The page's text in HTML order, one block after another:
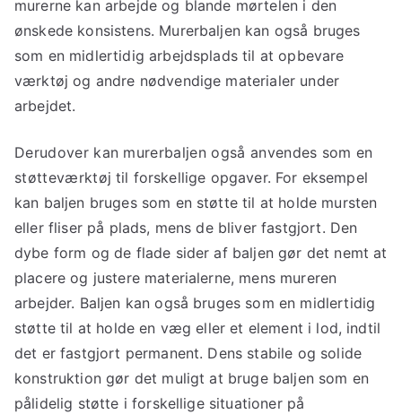
murerne kan arbejde og blande mørtelen i den
ønskede konsistens. Murerbaljen kan også bruges
som en midlertidig arbejdsplads til at opbevare
værktøj og andre nødvendige materialer under
arbejdet.
Derudover kan murerbaljen også anvendes som en
støtteværktøj til forskellige opgaver. For eksempel
kan baljen bruges som en støtte til at holde mursten
eller fliser på plads, mens de bliver fastgjort. Den
dybe form og de flade sider af baljen gør det nemt at
placere og justere materialerne, mens mureren
arbejder. Baljen kan også bruges som en midlertidig
støtte til at holde en væg eller et element i lod, indtil
det er fastgjort permanent. Dens stabile og solide
konstruktion gør det muligt at bruge baljen som en
pålidelig støtte i forskellige situationer på